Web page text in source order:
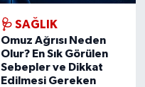
🩺 SAĞLIK
Omuz Ağrısı Neden
Olur? En Sık Görülen
Sebepler ve Dikkat
Edilmesi Gereken